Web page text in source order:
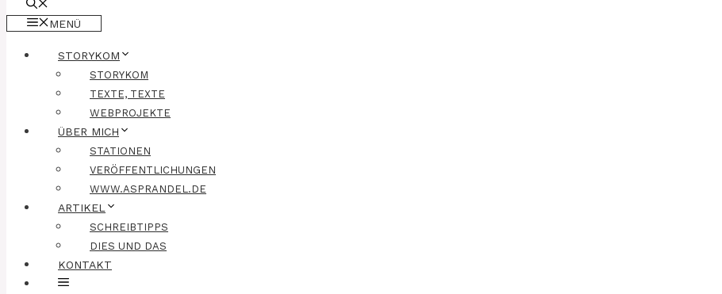
MENÜ
STORYKOM
STORYKOM
TEXTE, TEXTE
WEBPROJEKTE
ÜBER MICH
STATIONEN
VERÖFFENTLICHUNGEN
WWW.ASPRANDEL.DE
ARTIKEL
SCHREIBTIPPS
DIES UND DAS
KONTAKT